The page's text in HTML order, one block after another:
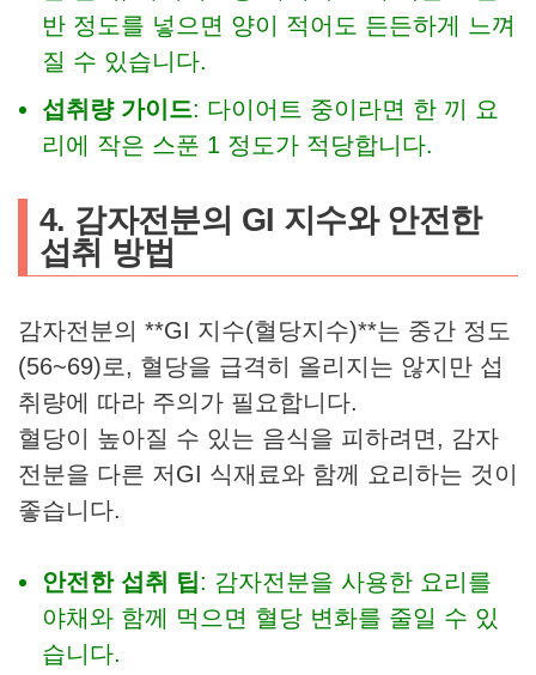
반 정도를 넣으면 양이 적어도 든든하게 느껴
질 수 있습니다.
섭취량 가이드: 다이어트 중이라면 한 끼 요
리에 작은 스푼 1 정도가 적당합니다.
4. 감자전분의 GI 지수와 안전한
섭취 방법
감자전분의 **GI 지수(혈당지수)**는 중간 정도
(56~69)로, 혈당을 급격히 올리지는 않지만 섭
취량에 따라 주의가 필요합니다.
혈당이 높아질 수 있는 음식을 피하려면, 감자
전분을 다른 저GI 식재료와 함께 요리하는 것이
좋습니다.
안전한 섭취 팁: 감자전분을 사용한 요리를
야채와 함께 먹으면 혈당 변화를 줄일 수 있
습니다.